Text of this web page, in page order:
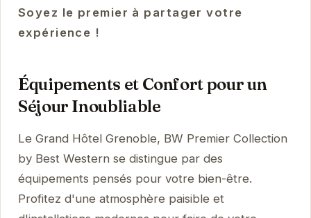
Soyez le premier à partager votre
expérience !
Équipements et Confort pour un
Séjour Inoubliable
Le Grand Hôtel Grenoble, BW Premier Collection
by Best Western se distingue par des
équipements pensés pour votre bien-être.
Profitez d'une atmosphère paisible et